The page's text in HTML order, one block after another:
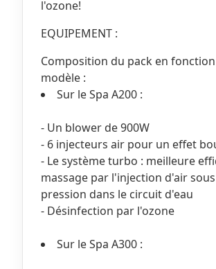
l'ozone!
EQUIPEMENT :
Composition du pack en
modèle :
Sur le Spa A200 :
- Un blower de 900W
- 6 injecteurs air pour un effet
- Le système turbo : meilleure
massage par l'injection d'air
pression dans le circuit d'eau
- Désinfection par l'ozone
Sur le Spa A300 :